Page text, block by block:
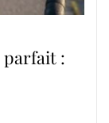
parfait :